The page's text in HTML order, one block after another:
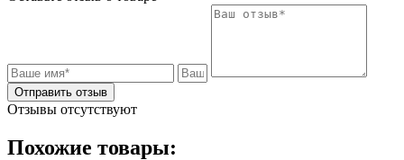
Отправить отзыв
Отзывы отсутствуют
Похожие товары: